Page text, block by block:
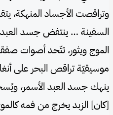
وتراقصت الأجساد المنهكة،
السفينة … ينتفض جسد
الموج ويثور، تتّحد أصوات
موسيقيّة تراقص البحر على
ينهك جسد العبد الأسمر،
[كان] الزبد يخرج من فمه